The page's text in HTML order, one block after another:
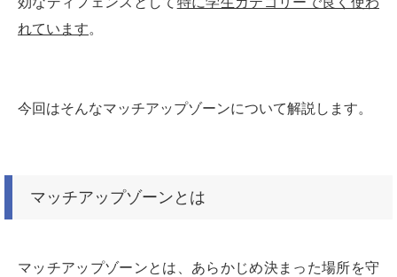
れています。
今回はそんなマッチアップゾーンについて解説します。
マッチアップゾーンとは
マッチアップゾーンとは、あらかじめ決まった場所を守